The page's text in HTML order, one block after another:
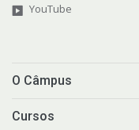
YouTube
O Câmpus
Cursos